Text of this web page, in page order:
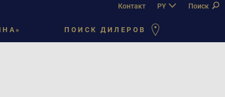
Контакт PY EN FR
Поиск
ПОИСК ДИЛЕРОВ